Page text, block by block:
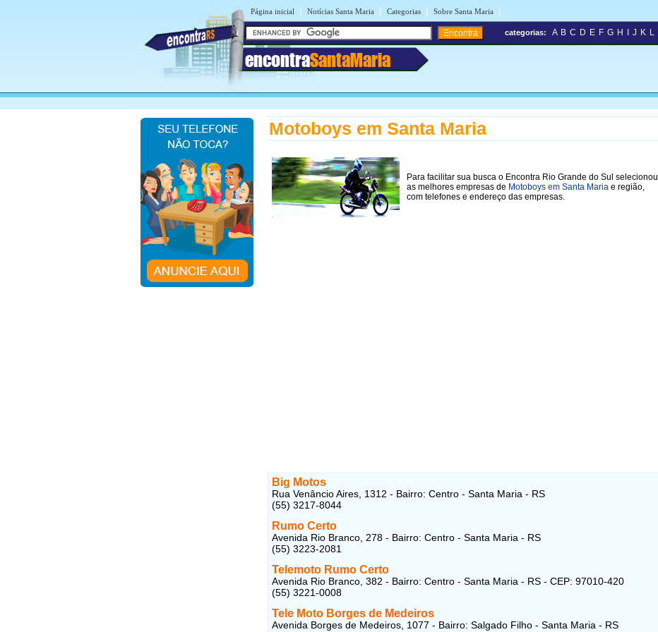
Página inicial | Notícias Santa Maria | Categorias | Sobre Santa Maria |
encontraSantaMaria
categorias: A B C D E F G H J K L
Motoboys em Santa Maria
Para facilitar sua busca o Encontra Rio Grande do Sul selecionou
as melhores empresas de Motoboys em Santa Maria e região,
com telefones e endereço das empresas.
Big Motos
Rua Venâncio Aires, 1312 - Bairro: Centro - Santa Maria - RS
(55) 3217-8044
Rumo Certo
Avenida Rio Branco, 278 - Bairro: Centro - Santa Maria - RS
(55) 3223-2081
Telemoto Rumo Certo
Avenida Rio Branco, 382 - Bairro: Centro - Santa Maria - RS - CEP: 97010-420
(55) 3221-0008
Tele Moto Borges de Medeiros
Avenida Borges de Medeiros, 1077 - Bairro: Salgado Filho - Santa Maria - RS